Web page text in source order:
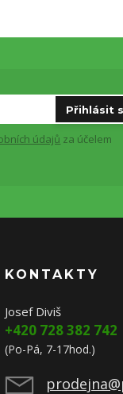
Přihlásit
údajů za účelem
KONTAKTY
Josef Diviš
+420 728 382 742
(Po-Pá, 7-17hod.)